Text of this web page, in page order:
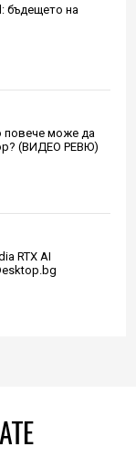
бъдещето на
повече може да
(ВИДЕО РЕВЮ)
RTX AI